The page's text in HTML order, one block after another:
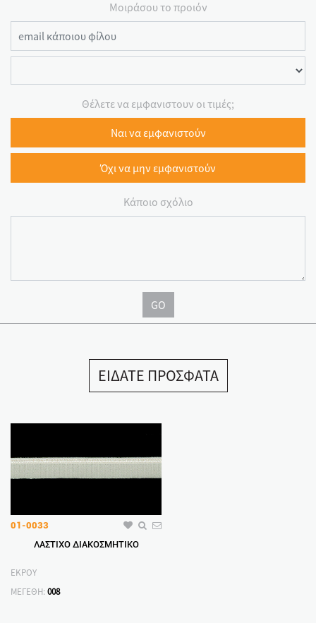
Μοιράσου το προιόν
Θέλετε να εμφανιστουν οι τιμές;
Ναι να εμφανιστούν
Όχι να μην εμφανιστούν
Κάποιο σχόλιο
GO
ΕΙΔΑΤΕ ΠΡΟΣΦΑΤΑ
01-0033
ΛΑΣΤΙΧΟ ΔΙΑΚΟΣΜΗΤΙΚΟ
ΕΚΡΟΥ
ΜΕΓΕΘΗ: 008